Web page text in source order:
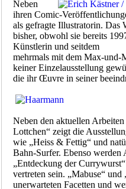
Neben
ihren Comic-
als gefragte Illustratorin. Das
bisher, obwohl sie bereits
Künstlerin und seitdem
mehrmals mit dem Max-und-
keiner Einzelausstellung
die ihr Œu­v­re in seiner
Neben den aktuellen
Lottchen“ zeigt die
wie „Heiss & Fettig“ und
Bahn-Surfer. Ebenso werden
„Entdeckung der
vertreten sein. „Mabuse“ und
unerwarteten Facetten und